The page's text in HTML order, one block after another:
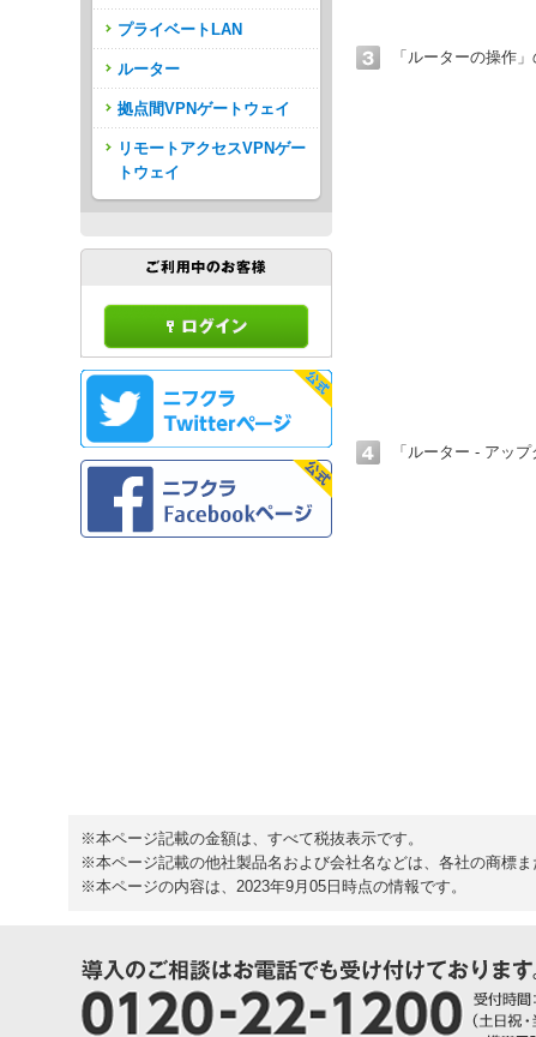
「ルーターの操作
「ルーター - アッ
プライベートLAN
ルーター
拠点間VPNゲートウェイ
リモートアクセスVPNゲー
トウェイ
※本ページ記載の金額は、すべて税抜表示です。
※本ページ記載の他社製品名および会社名などは、各社の商標ま
※本ページの内容は、2023年9月05日時点の情報です。